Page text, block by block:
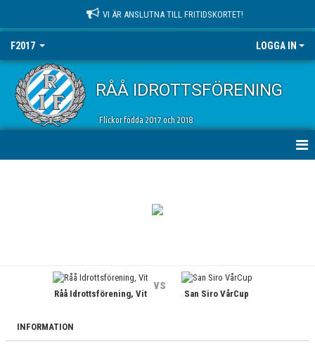
VI ÄR ANSLUTNA TILL FRITIDSKORTET!
F2017 LOGGA IN
RÅÅ IDROTTSFÖRENING
Flickor födda 2017 och 2018
BILDGALLERI
Råå Idrottsförening, Vit
vs
San Siro VårCup
INFORMATION